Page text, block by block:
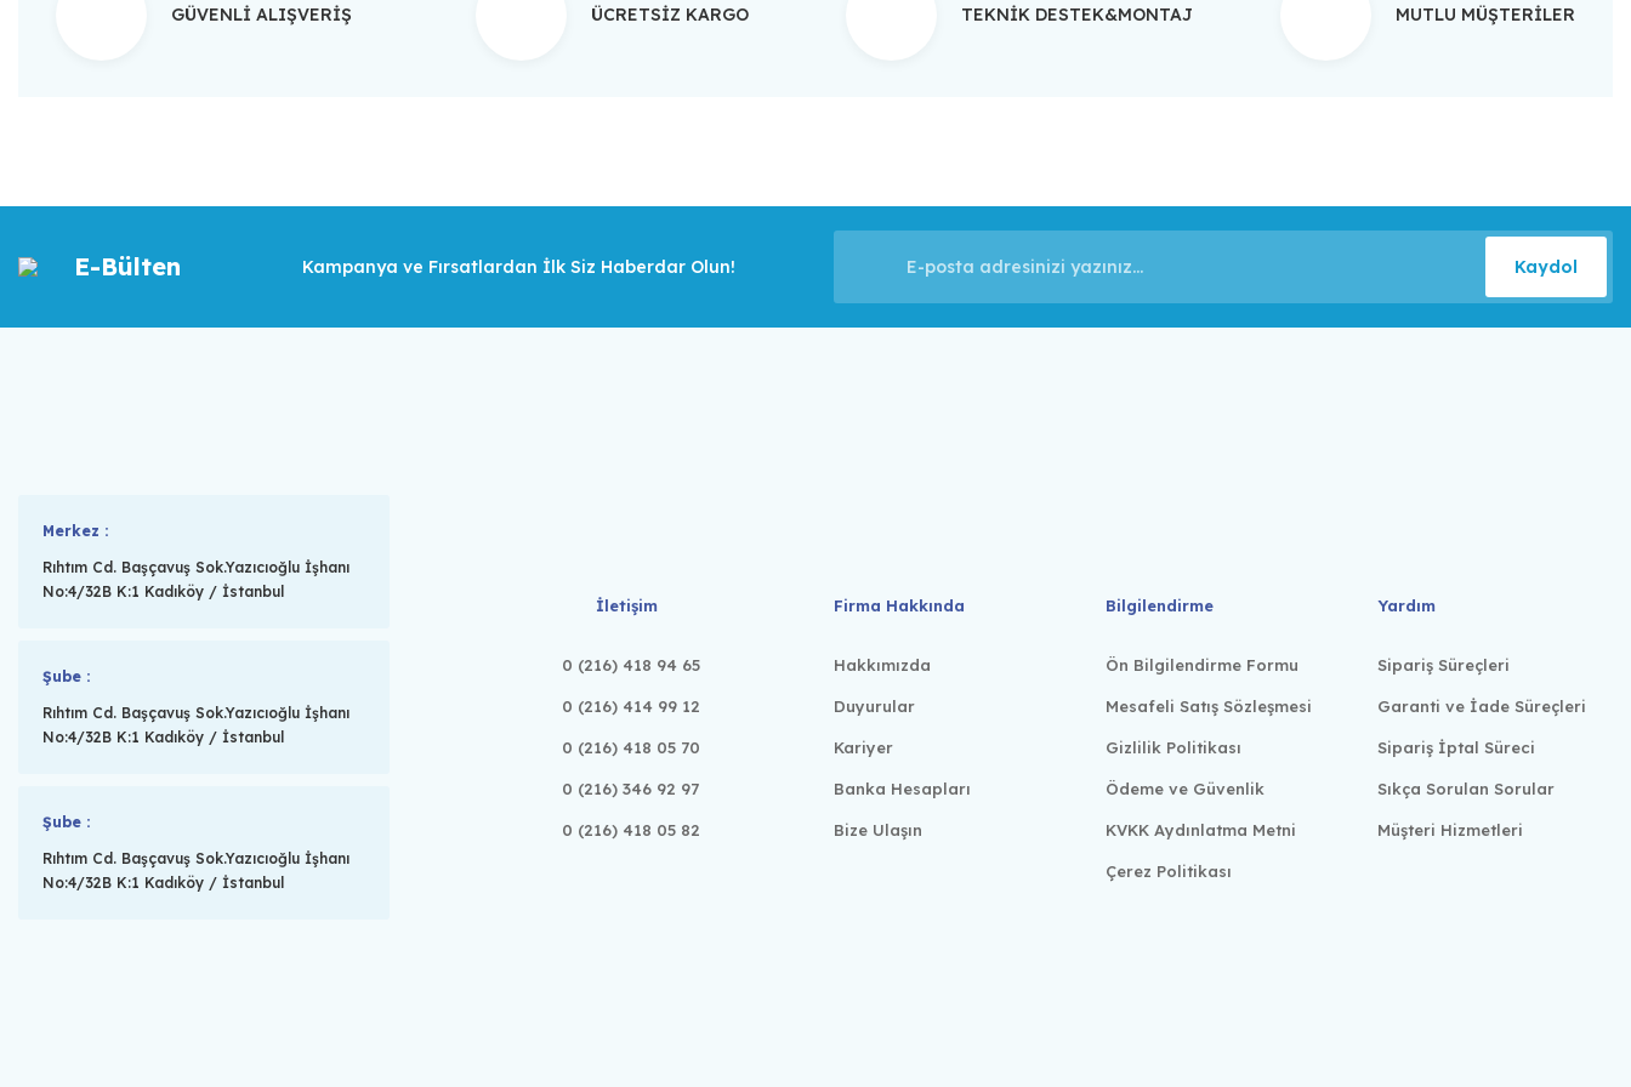
GÜVENLİ ALIŞVERİŞ ÜCRETSİZ KARGO TEKNİK DESTEK&MONTAJ MUTLU MÜŞTERİLER
E-Bülten Kampanya ve Fırsatlardan İlk Siz Haberdar Olun! Kaydol
Merkez :
Rıhtım Cd. Başçavuş Sok.Yazıcıoğlu İşhanı
No:4/32B K:1 Kadıköy / İstanbul
Şube :
Rıhtım Cd. Başçavuş Sok.Yazıcıoğlu İşhanı
No:4/32B K:1 Kadıköy / İstanbul
Şube :
Rıhtım Cd. Başçavuş Sok.Yazıcıoğlu İşhanı
No:4/32B K:1 Kadıköy / İstanbul
İletişim
0 (216) 418 94 65
0 (216) 414 99 12
0 (216) 418 05 70
0 (216) 346 92 97
0 (216) 418 05 82
Firma Hakkında
Hakkımızda
Duyurular
Kariyer
Banka Hesapları
Bize Ulaşın
Bilgilendirme
Ön Bilgilendirme Formu
Mesafeli Satış Sözleşmesi
Gizlilik Politikası
Ödeme ve Güvenlik
KVKK Aydınlatma Metni
Çerez Politikası
Yardım
Sipariş Süreçleri
Garanti ve İade Süreçleri
Sipariş İptal Süreci
Sıkça Sorulan Sorular
Müşteri Hizmetleri